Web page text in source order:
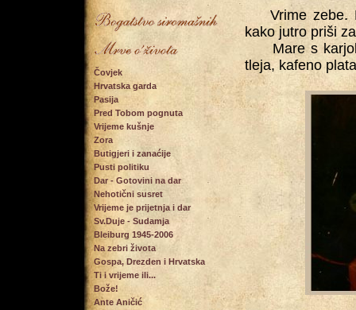
Čovjek
Hrvatska garda
Pasija
Pred Tobom pognuta
Vrijeme kušnje
Zora
Butigjeri i zanaćije
Pusti politiku
Dar - Gotovini na dar
Nehotični susret
Vrijeme je prijetnja i dar
Sv.Duje - Sudamja
Bleiburg 1945-2006
Na zebri života
Gospa, Drezden i Hrvatska
Ti i vrijeme ili...
Bože!
Ante Aničić
Vrime zebe.
kako jutro priši
Mare s
tleja, kafeno